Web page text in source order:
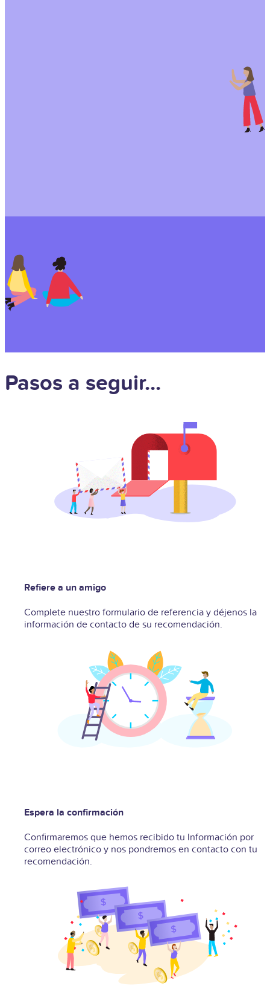
Pasos a seguir...
Refiere a un amigo
Complete nuestro formulario de referencia y déjenos la
información de contacto de su recomendación.
Espera la confirmación
Confirmaremos que hemos recibido tu Información por
correo electrónico y nos pondremos en contacto con tu
recomendación.